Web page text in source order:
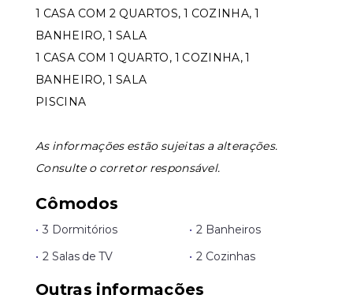
1 CASA COM 2 QUARTOS, 1 COZINHA, 1
BANHEIRO, 1 SALA
1 CASA COM 1 QUARTO, 1 COZINHA, 1
BANHEIRO, 1 SALA
PISCINA
As informações estão sujeitas a alterações.
Consulte o corretor responsável.
Cômodos
• 3 Dormitórios • 2 Banheiros
• 2 Salas de TV • 2 Cozinhas
Outras informações